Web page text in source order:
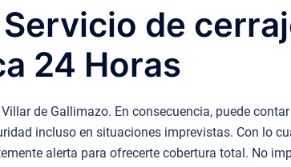
de
24 Horas
de Gallimazo. En consecuencia, puede
incluso en situaciones imprevistas. Con lo
alerta para ofrecerte cobertura total. No